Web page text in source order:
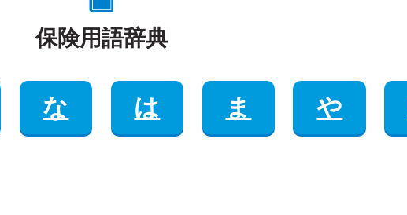
保険用語辞典
な は ま や